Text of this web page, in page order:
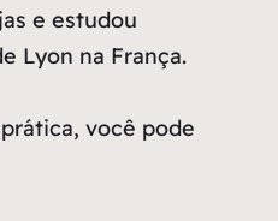
e estudou
Lyon na França.
você pode